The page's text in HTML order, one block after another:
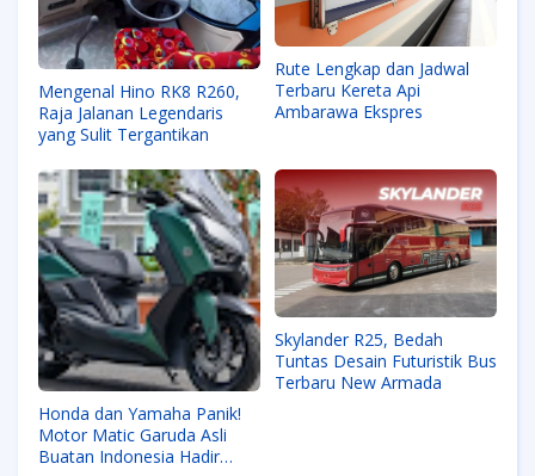
Mengenal Hino RK8 R260,
Raja Jalanan Legendaris
yang Sulit Tergantikan
Rute Lengkap dan Jadwal
Terbaru Kereta Api
Ambarawa Ekspres
Honda dan Yamaha Panik!
Motor Matic Garuda Asli
Buatan Indonesia Hadir
Skylander R25, Bedah
Tuntas Desain Futuristik Bus
Terbaru New Armada